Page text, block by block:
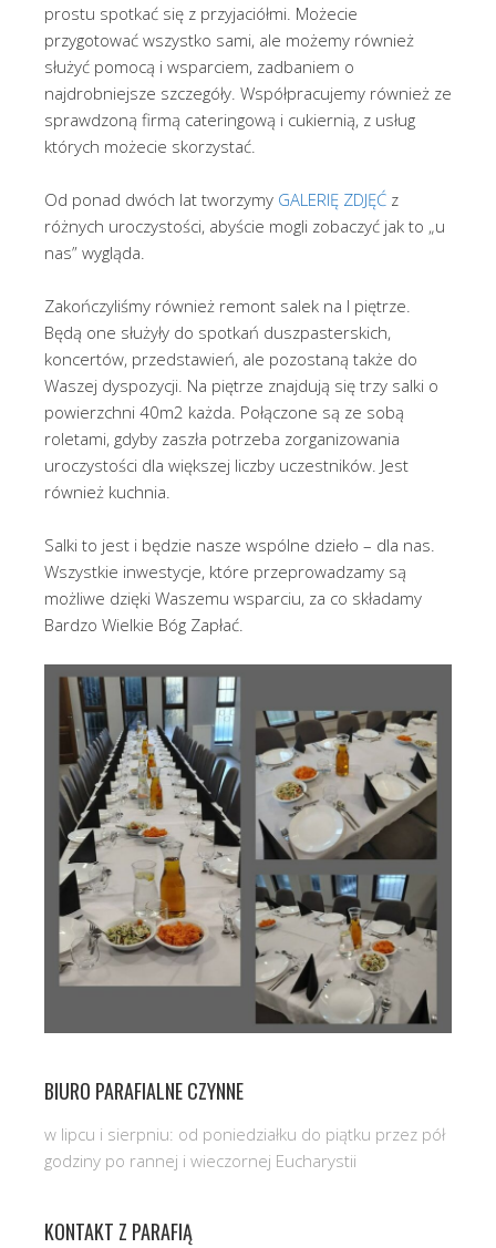
prostu spotkać się z przyjaciółmi. Możecie
przygotować wszystko sami, ale możemy również
służyć pomocą i wsparciem, zadbaniem o
najdrobniejsze szczegóły. Współpracujemy również ze
sprawdzoną firmą cateringową i cukiernią, z usług
których możecie skorzystać.
Od ponad dwóch lat tworzymy GALERIĘ ZDJĘĆ z
różnych uroczystości, abyście mogli zobaczyć jak to „u
nas” wygląda.
Zakończyliśmy również remont salek na I piętrze.
Będą one służyły do spotkań duszpasterskich,
koncertów, przedstawień, ale pozostaną także do
Waszej dyspozycji. Na piętrze znajdują się trzy salki o
powierzchni 40m2 każda. Połączone są ze sobą
roletami, gdyby zaszła potrzeba zorganizowania
uroczystości dla większej liczby uczestników. Jest
również kuchnia.
Salki to jest i będzie nasze wspólne dzieło – dla nas.
Wszystkie inwestycje, które przeprowadzamy są
możliwe dzięki Waszemu wsparciu, za co składamy
Bardzo Wielkie Bóg Zapłać.
BIURO PARAFIALNE CZYNNE
w lipcu i sierpniu: od poniedziałku do piątku przez pół
godziny po rannej i wieczornej Eucharystii
KONTAKT Z PARAFIĄ